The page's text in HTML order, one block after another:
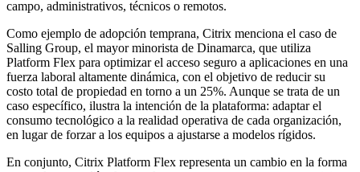
campo, administrativos, técnicos o remotos.
Como ejemplo de adopción temprana, Citrix menciona el caso de
Salling Group, el mayor minorista de Dinamarca, que utiliza
Platform Flex para optimizar el acceso seguro a aplicaciones en una
fuerza laboral altamente dinámica, con el objetivo de reducir su
costo total de propiedad en torno a un 25%. Aunque se trata de un
caso específico, ilustra la intención de la plataforma: adaptar el
consumo tecnológico a la realidad operativa de cada organización,
en lugar de forzar a los equipos a ajustarse a modelos rígidos.
En conjunto, Citrix Platform Flex representa un cambio en la forma